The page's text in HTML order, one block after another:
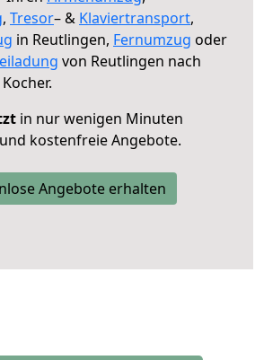
, Tresor– & Klaviertransport,
in Reutlingen, Fernumzug oder
von Reutlingen nach
in nur wenigen Minuten
kostenfreie Angebote.
Angebote erhalten